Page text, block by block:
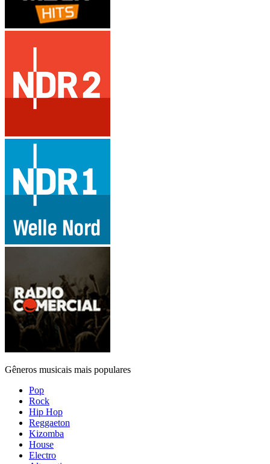
Gêneros musicais mais populares
Pop
Rock
Hip Hop
Reggaeton
Kizomba
House
Electro